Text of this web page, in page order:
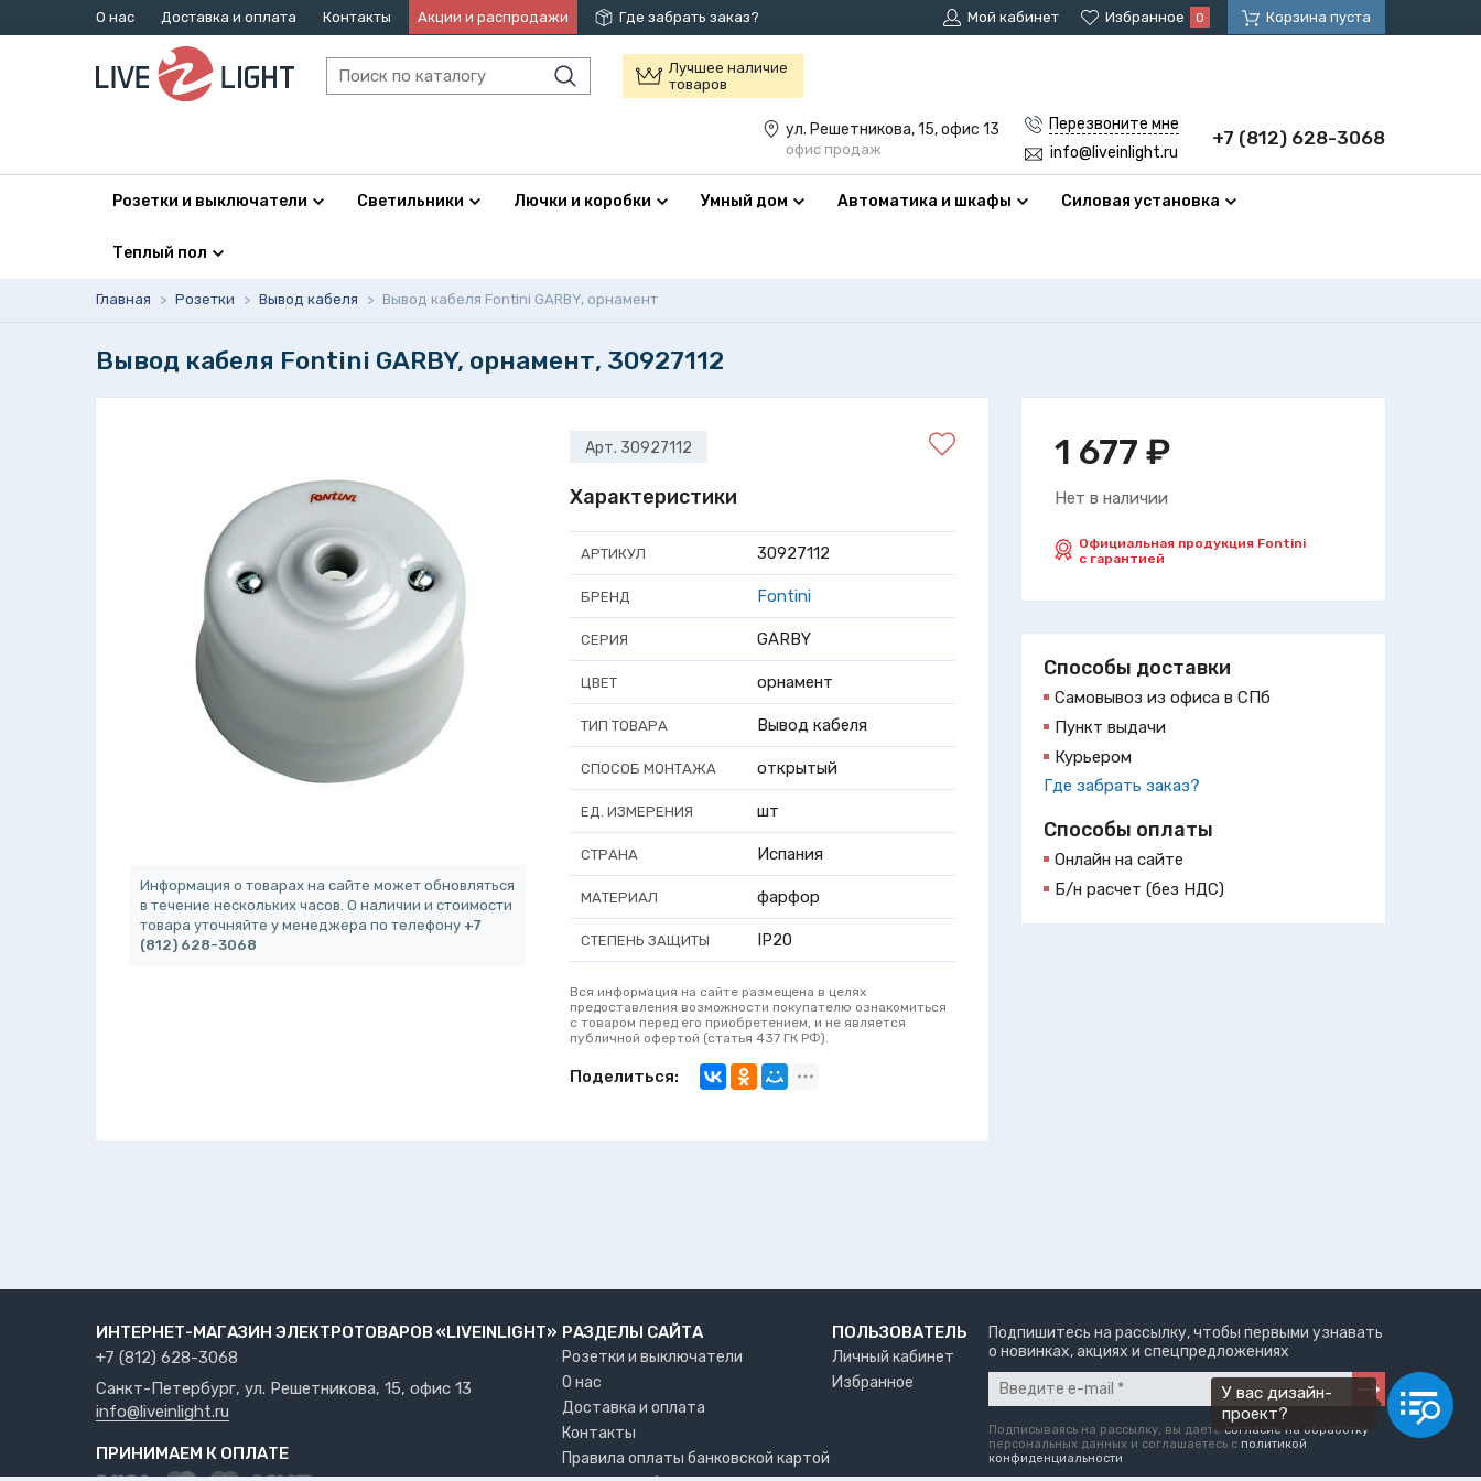
О нас Доставка и оплата Контакты Акции и распродажи Где забрать заказ? Мой кабинет Избранное 0 Корзина пуста
Лучшее наличие
товаров
ул. Решетникова, 15, офис 13
офис продаж
Перезвоните мне
info@liveinlight.ru
+7 (812) 628-3068
Розетки и выключатели Светильники Лючки и коробки Умный дом Автоматика и шкафы Силовая установка
Теплый пол
Главная > Розетки > Вывод кабеля > Вывод кабеля Fontini GARBY, орнамент
Вывод кабеля Fontini GARBY, орнамент, 30927112
1 677 ₽
Нет в наличии
Официальная продукция Fontini
с гарантией
Способы доставки
Самовывоз из офиса в СПб
Пункт выдачи
Курьером
Где забрать заказ?
Способы оплаты
Онлайн на сайте
Б/н расчет (без НДС)
Информация о товарах на сайте может обновляться
в течение нескольких часов. О наличии и стоимости
товара уточняйте у менеджера по телефону +7
(812) 628-3068
Арт. 30927112
Характеристики
АРТИКУЛ 30927112
БРЕНД Fontini
СЕРИЯ GARBY
ЦВЕТ орнамент
ТИП ТОВАРА Вывод кабеля
СПОСОБ МОНТАЖА открытый
ЕД. ИЗМЕРЕНИЯ шт
СТРАНА Испания
МАТЕРИАЛ фарфор
СТЕПЕНЬ ЗАЩИТЫ IP20
Вся информация на сайте размещена в целях
предоставления возможности покупателю ознакомиться
с товаром перед его приобретением, и не является
публичной офертой (статья 437 ГК РФ).
Поделиться:
ИНТЕРНЕТ-МАГАЗИН ЭЛЕКТРОТОВАРОВ «LIVEINLIGHT»
+7 (812) 628-3068
Санкт-Петербург, ул. Решетникова, 15, офис 13
info@liveinlight.ru
ПРИНИМАЕМ К ОПЛАТЕ
РАЗДЕЛЫ САЙТА
Розетки и выключатели
О нас
Доставка и оплата
Контакты
Правила оплаты банковской картой
ПОЛЬЗОВАТЕЛЬ
Личный кабинет
Избранное
Подпишитесь на рассылку, чтобы первыми узнавать
о новинках, акциях и спецпредложениях
Подписываясь на рассылку, вы даете согласие на обработку
персональных данных и соглашаетесь c политикой
конфиденциальности
У вас дизайн-
проект?